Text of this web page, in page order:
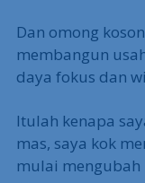
Dan omong
membangun
daya fokus dan
Itulah kenapa
mas, saya kok
mulai mengubah